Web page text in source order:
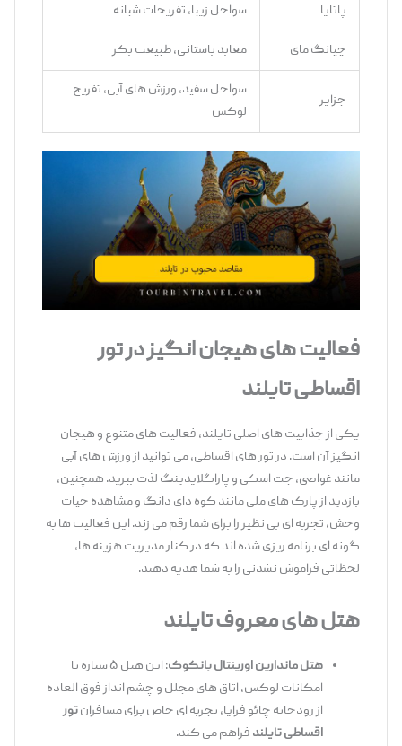
سواحل زیبا، تفریحات شبانه
چیانگ مای معابد باستانی، طبیعت بکر
سواحل سفید، ورزش‌ های آبی، تفریح
لوکس
فعالیت ‌های هیجان ‌انگیز در تور
اقساطی تایلند
یکی از جذابیت ‌های اصلی تایلند، فعالیت ‌های متنوع و هیجان
‌انگیز آن است. در تور های اقساطی، می ‌توانید از ورزش‌ های آبی
مانند غواصی، جت ‌اسکی و پاراگلایدینگ لذت ببرید. همچنین،
بازدید از پارک ‌های ملی مانند کوه دای دانگ و مشاهده حیات
وحش، تجربه ‌ای بی ‌نظیر را برای شما رقم می‌ زند. این فعالیت ‌ها به
گونه ‌ای برنامه‌ ریزی شده ‌اند که در کنار مدیریت هزینه‌ ها،
لحظاتی فراموش ‌نشدنی را به شما هدیه دهند.
هتل های معروف تایلند
هتل ماندارین اورینتال بانکوک
: این هتل ۵ ستاره با
امکانات لوکس، اتاق‌ های مجلل و چشم‌ انداز فوق ‌العاده
از رودخانه چائو فرایا، تجربه ‌ای خاص برای مسافرانتور
اقساطی تایلندفراهم می ‌کند.